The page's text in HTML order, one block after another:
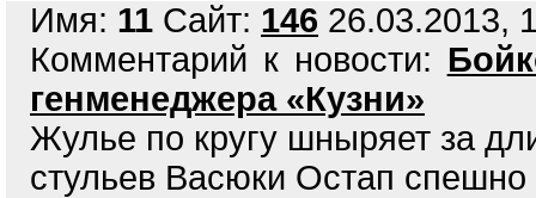
Имя: 11 Сайт: 146 26.03.2013,
Комментарий к новости:
генменеджера «Кузни»
Жулье по кругу шныряет за
стульев Васюки Остап спешно